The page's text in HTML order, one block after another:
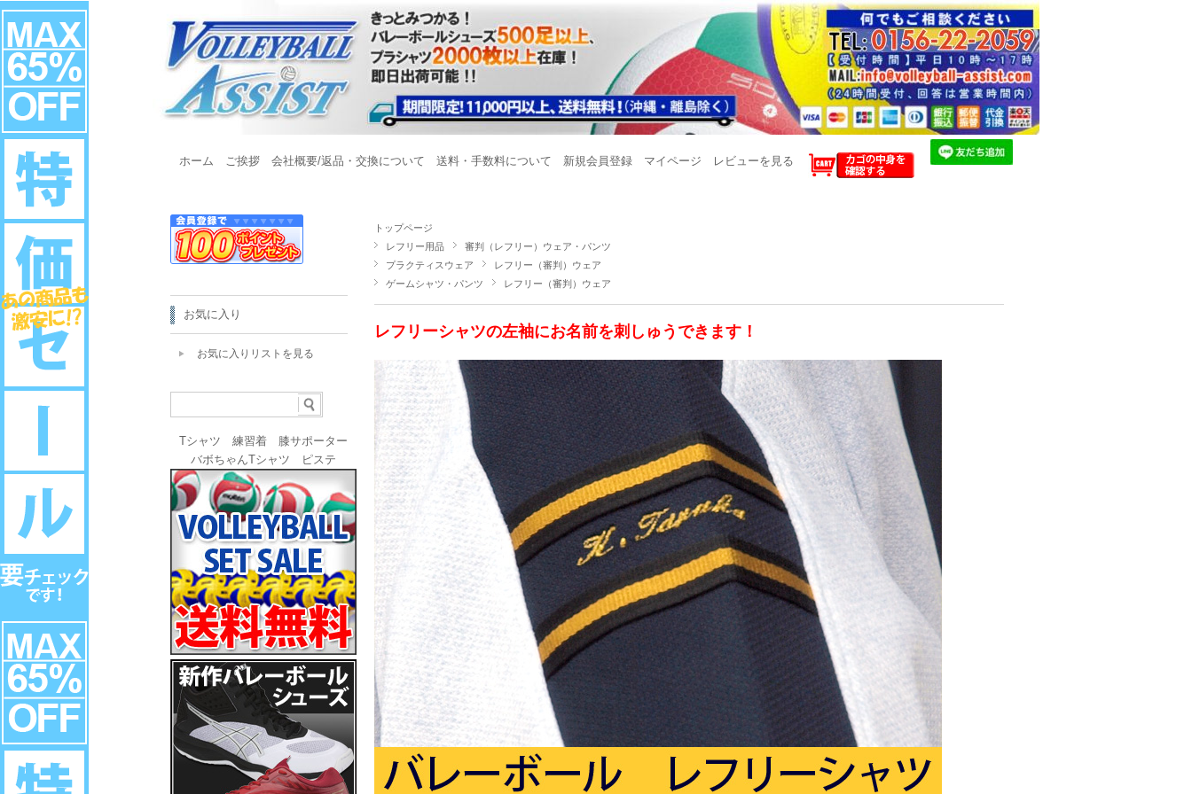
ホーム ご挨拶 会社概要/返品・交換について 送料・手数料について 新規会員登録 マイページ レビューを見る
トップページ
レフリー用品
審判（レフリー）ウェア・パンツ
プラクティスウェア
レフリー（審判）ウェア
ゲームシャツ・パンツ
レフリー（審判）ウェア
レフリーシャツの左袖にお名前を刺しゅうできます！
お気に入り
お気に入りリストを見る
Tシャツ 練習着
膝サポーター
バボちゃんTシャツ
ピステ